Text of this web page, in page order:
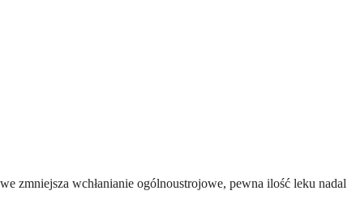
zmniejsza wchłanianie ogólnoustrojowe, pewna ilość leku nadal